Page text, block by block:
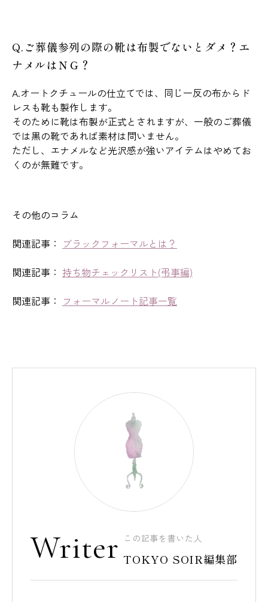
Q.ご葬儀参列の際の靴は布製でないとダメ？エ
ナメルはＮＧ？
A.オートクチュールの仕立てでは、同じ一反の布からド
レスも靴も製作します。
そのために靴は布製が正式とされますが、一般のご葬儀
では黒の靴であれば素材は問いません。
ただし、エナメルなど光沢感が強いアイテムはやめてお
くのが無難です。
その他のコラム
関連記事： ブラックフォーマルとは？
関連記事： 持ち物チェックリスト(弔事編)
関連記事： フォーマルノート記事一覧
Writer この記事を書いた人
TOKYO SOIR編集部